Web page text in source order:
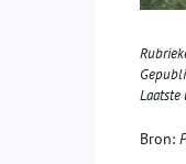
Laatste
Bron: